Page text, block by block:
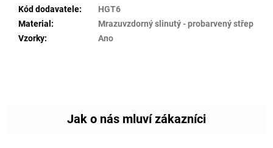
Kód dodavatele:
HGT6
Material :
Mrazuvzdorný slinutý - probarvený střep
Vzorky: Ano